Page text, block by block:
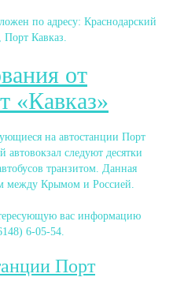
по адресу: Краснодарский
Кавказ.
от
«Кавказ»
на автостанции Порт
следуют десятки
транзитом. Данная
между Крымом и Россией.
вас информацию
6-05-54.
Порт